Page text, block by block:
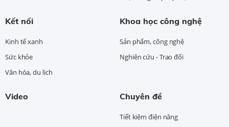
Kết nối
Kinh tế xanh
Sức khỏe
Văn hóa, du lịch
Khoa học công nghệ
Sản phẩm, công nghệ
Nghiên cứu - Trao đổi
Video Chuyên đề
Tiết kiệm điện năng